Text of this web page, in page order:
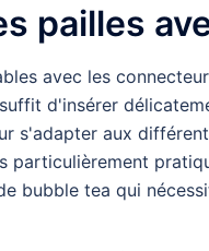
pailles
avec les
d'insérer
s'adapter aux
particulièrement
bubble tea qui